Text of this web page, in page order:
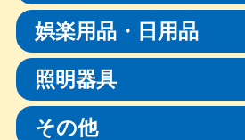
娯楽用品・日用品
照明器具
その他